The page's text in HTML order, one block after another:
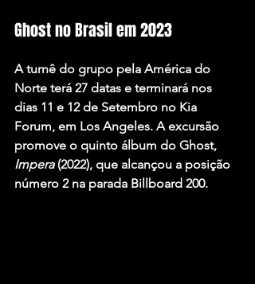
Ghost no Brasil em 2023
A turnê do grupo pela América do
Norte terá 27 datas e terminará nos
dias 11 e 12 de Setembro no Kia
Forum, em Los Angeles. A excursão
promove o quinto álbum do Ghost,
Impera (2022), que alcançou a posição
número 2 na parada Billboard 200.